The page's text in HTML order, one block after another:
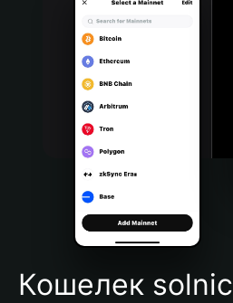
Português (Portugal)
Bahasa Indonesia
Português (Brasil)
Español (Argentina)
Кошелек solnic